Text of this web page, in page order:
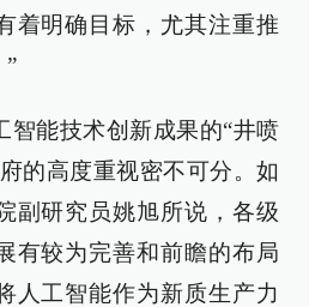
着明确目标，尤其注重推
”
智能技术创新成果的“井喷
的高度重视密不可分。如
副研究员姚旭所说，各级
有较为完善和前瞻的布局
人工智能作为新质生产力